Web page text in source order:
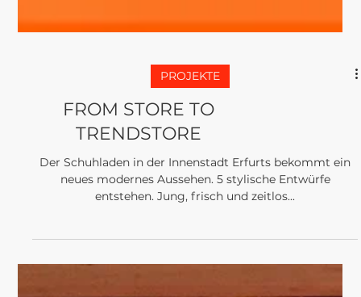
PROJEKTE
TRENDSTORE
Der Schuhladen in der Innenstadt Erfurts bekommt ein
entstehen. Jung, frisch und zeitlos...